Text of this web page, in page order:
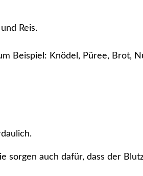
Reis.
Beispiel: Knödel, Püree, Brot,
auch dafür, dass der